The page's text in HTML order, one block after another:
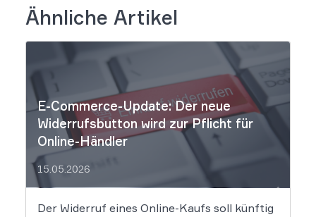
Ähnliche Artikel
E-Commerce-Update: Der neue
Widerrufsbutton wird zur Pflicht für
Online-Händler
15.05.2026
Der Widerruf eines Online-Kaufs soll künftig